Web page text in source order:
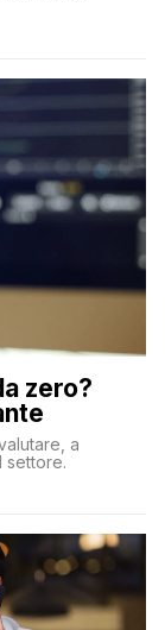
zero?
a
settore.